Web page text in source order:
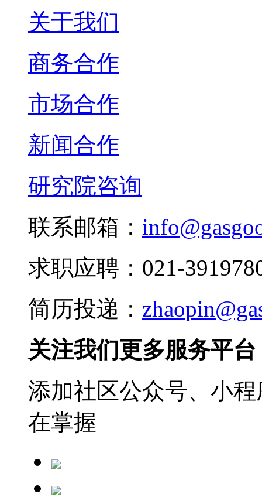
关于我们
商务合作
市场合作
新闻合作
研究院咨询
联系邮箱：
求职应聘：021-
简历投递：
关注我们更多服务平台
添加社区公众号、小
在掌握